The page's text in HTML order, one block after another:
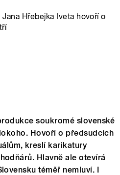
Hřebejka Iveta hovoří o
soukromé slovenské
Hovoří o předsudcích
kreslí karikatury
Hlavně ale otevírá
téměř nemluví. I